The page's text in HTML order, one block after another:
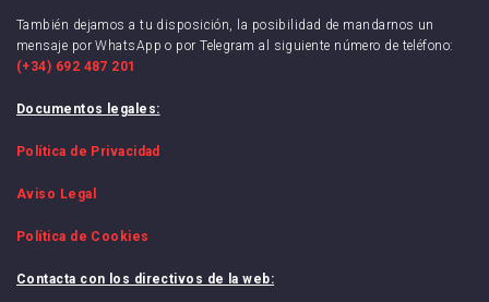
También dejamos a tu disposición, la posibilidad de mandarnos un
mensaje por WhatsApp o por Telegram al siguiente número de teléfono:
(+34) 692 487 201
Documentos legales:
Política de Privacidad
Aviso Legal
Política de Cookies
Contacta con los directivos de la web: